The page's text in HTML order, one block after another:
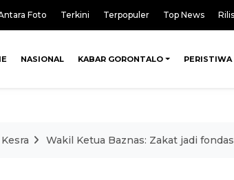
Foto Terkini Terpopuler Top News
NASIONAL KABAR GORONTALO PERISTIWA
Kesra Wakil Ketua Baznas: Zakat jadi